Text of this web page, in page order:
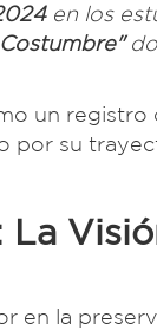
en los
un
por su
en la